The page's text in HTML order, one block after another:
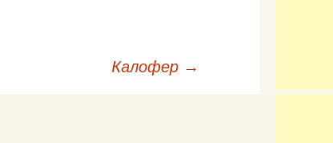
Калофер →